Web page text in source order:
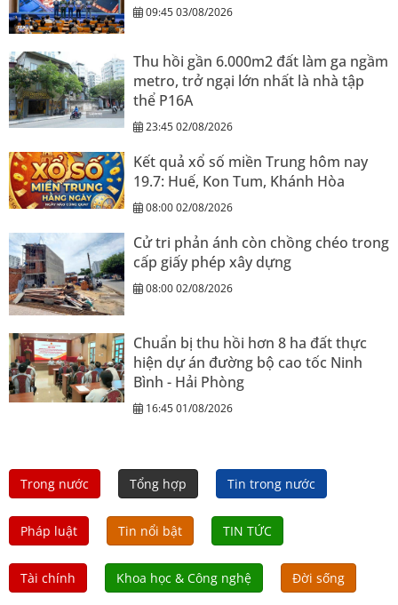
09:45 03/08/2026
Thu hồi gần 6.000m2 đất làm ga ngầm
metro, trở ngại lớn nhất là nhà tập
thể P16A
23:45 02/08/2026
Kết quả xổ số miền Trung hôm nay
19.7: Huế, Kon Tum, Khánh Hòa
08:00 02/08/2026
Cử tri phản ánh còn chồng chéo trong
cấp giấy phép xây dựng
08:00 02/08/2026
Chuẩn bị thu hồi hơn 8 ha đất thực
hiện dự án đường bộ cao tốc Ninh
Bình - Hải Phòng
16:45 01/08/2026
Trong nước Tổng hợp Tin trong nước
Pháp luật Tin nổi bật TIN TỨC
Tài chính Khoa học & Công nghệ Đời sống